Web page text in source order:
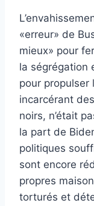
«erreur» de
mieux» pour
la ségrégation
pour propulser
incarcérant
noirs, n’était
la part de
politiques
sont encore
propres
torturés et